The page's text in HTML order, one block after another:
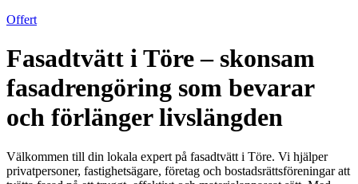
Offert
Fasadtvätt i Töre – skonsam
fasadrengöring som bevarar
och förlänger livslängden
Välkommen till din lokala expert på fasadtvätt i Töre. Vi hjälper
privatpersoner, fastighetsägare, företag och bostadsrättsföreningar att